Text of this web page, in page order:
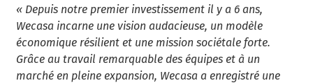
« Depuis notre premier investissement il y a 6 ans,
Wecasa incarne une vision audacieuse, un modèle
économique résilient et une mission sociétale forte.
Grâce au travail remarquable des équipes et à un
marché en pleine expansion, Wecasa a enregistré une